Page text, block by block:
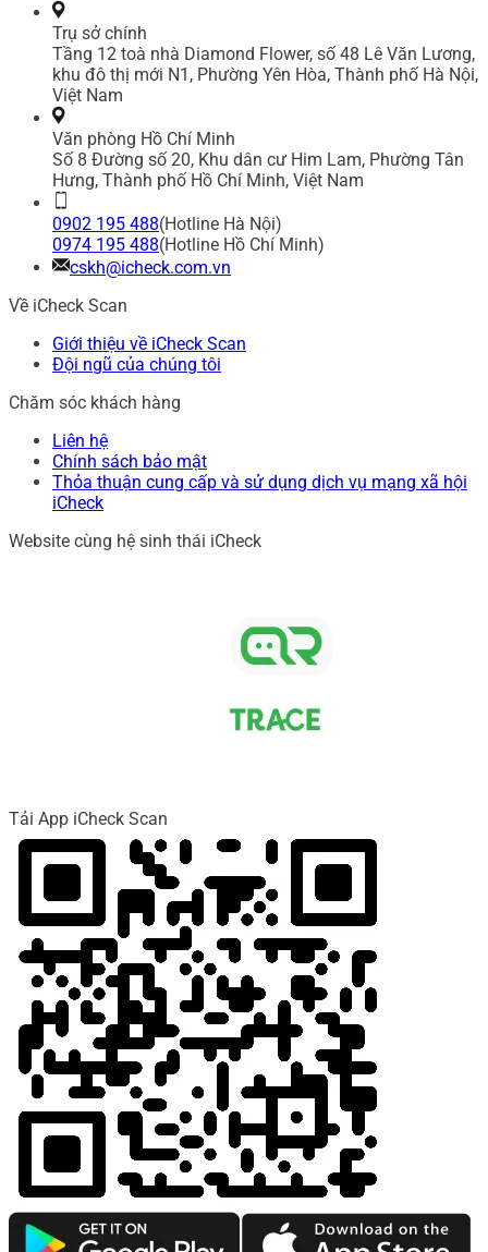
Trụ sở chính
Tầng 12 toà nhà Diamond Flower, số 48 Lê Văn Lương,
khu đô thị mới N1, Phường Yên Hòa, Thành phố Hà Nội,
Việt Nam
Văn phòng Hồ Chí Minh
Số 8 Đường số 20, Khu dân cư Him Lam, Phường Tân
Hưng, Thành phố Hồ Chí Minh, Việt Nam
0902 195 488(Hotline Hà Nội)
0974 195 488(Hotline Hồ Chí Minh)
cskh@icheck.com.vn
Về iCheck Scan
Giới thiệu về iCheck Scan
Đội ngũ của chúng tôi
Chăm sóc khách hàng
Liên hệ
Chính sách bảo mật
Thỏa thuận cung cấp và sử dụng dịch vụ mạng xã hội
iCheck
Website cùng hệ sinh thái iCheck
Tải App iCheck Scan